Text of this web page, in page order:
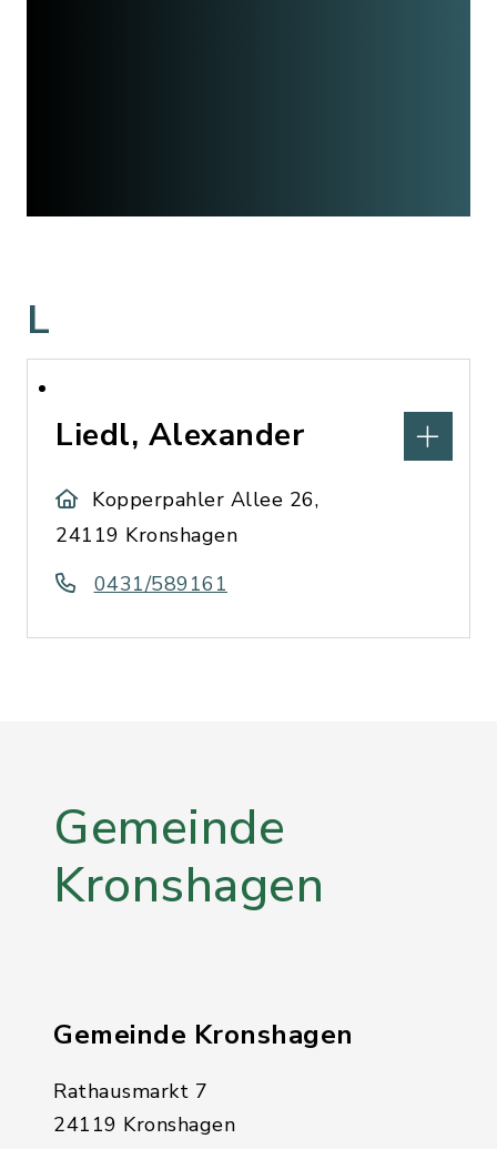
L
Liedl, Alexander
Kopperpahler Allee 26,
24119 Kronshagen
0431/589161
Gemeinde
Kronshagen
Gemeinde Kronshagen
Rathausmarkt 7
24119 Kronshagen